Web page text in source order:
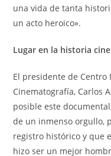
una vida de tanta
un acto heroico».
Lugar en la historia
El presidente de Centro
Cinematografía, Carlos
posible este
de un inmenso orgullo,
registro histórico y que
hizo ser un mejor